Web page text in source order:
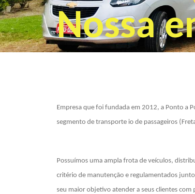
Nossa
Empresa que foi fundada em 2012, a Ponto a
segmento de transporte io de passageiros
Possuímos uma ampla frota de veículos,
critério de manutenção e regulamentados junto
seu maior objetivo atender a seus clientes